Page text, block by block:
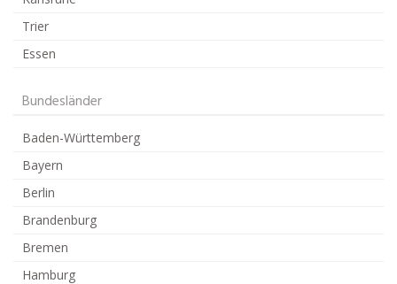
Trier
Essen
Bundesländer
Baden-Württemberg
Bayern
Berlin
Brandenburg
Bremen
Hamburg